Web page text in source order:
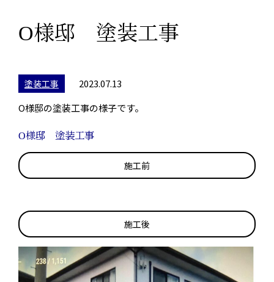
O様邸 塗装工事
塗装工事
2023.07.13
O様邸の塗装工事の様子です。
O様邸 塗装工事
施工前
施工後